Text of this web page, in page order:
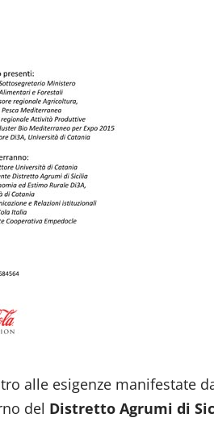
alle esigenze manifestate
del Distretto Agrumi di